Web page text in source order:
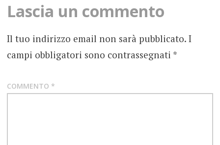
ROCK
N’
ROSES
Lascia un commento
Il tuo indirizzo email non sarà pubblicato. I
campi obbligatori sono contrassegnati *
COMMENTO *